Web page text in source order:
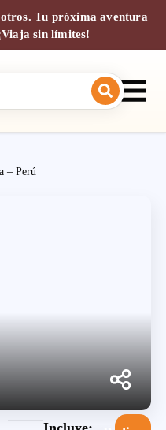
Tu próxima aventura
sin límites!
– Perú